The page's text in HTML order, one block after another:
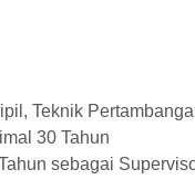
Teknik
30 Tahun
sebagai